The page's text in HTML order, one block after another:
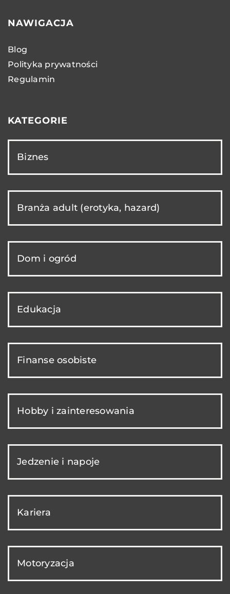
NAWIGACJA
Blog
Polityka prywatności
Regulamin
KATEGORIE
Biznes
Branża adult (erotyka, hazard)
Dom i ogród
Edukacja
Finanse osobiste
Hobby i zainteresowania
Jedzenie i napoje
Kariera
Motoryzacja